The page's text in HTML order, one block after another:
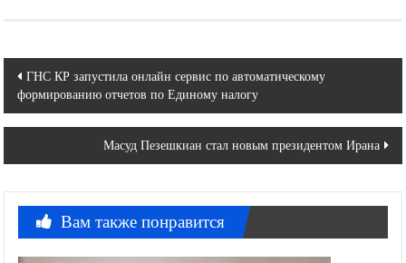
Навигация
по
ГНС КР запустила онлайн сервис по автоматическому
формированию отчетов по Единому налогу
Масуд Пезешкиан стал новым президентом Ирана
Вам также понравится